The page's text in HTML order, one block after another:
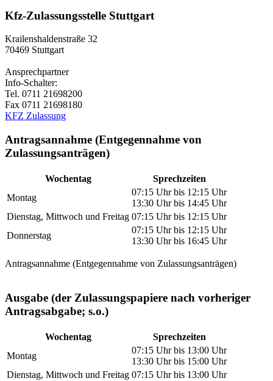
Kfz‐Zulassungsstelle Stuttgart
Krailenshaldenstraße 32
70469 Stuttgart
Ansprechpartner
Info-Schalter:
Tel. 0711 21698200
Fax 0711 21698180
KFZ Zulassung
Antragsannahme (Entgegennahme von
Zulassungsanträgen)
Wochentag
Sprechzeiten
Montag
07:15 Uhr bis 12:15 Uhr
13:30 Uhr bis 14:45 Uhr
Dienstag, Mittwoch und Freitag 07:15 Uhr bis 12:15 Uhr
Donnerstag
07:15 Uhr bis 12:15 Uhr
13:30 Uhr bis 16:45 Uhr
Antragsannahme (Entgegennahme von Zulassungsanträgen)
Ausgabe (der Zulassungspapiere nach vorheriger
Antragsabgabe; s.o.)
Wochentag
Sprechzeiten
Montag
07:15 Uhr bis 13:00 Uhr
13:30 Uhr bis 15:00 Uhr
Dienstag, Mittwoch und Freitag 07:15 Uhr bis 13:00 Uhr